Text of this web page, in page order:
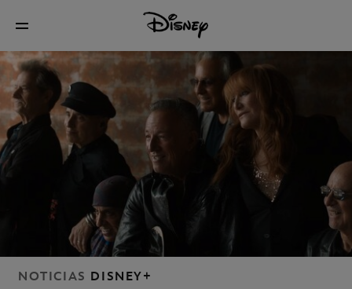
NOTICIAS DISNEY+